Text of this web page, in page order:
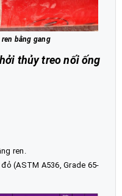
bằng gang
thủy treo nối ống
ren.
(ASTM A536, Grade 65-